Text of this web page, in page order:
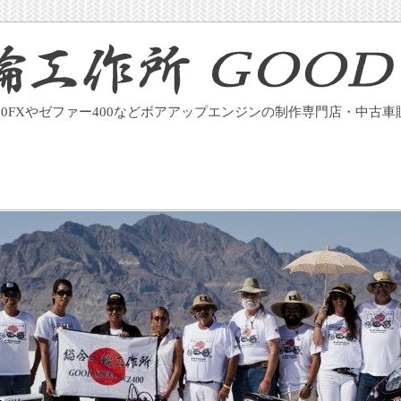
やゼファー400などボアアップエンジンの制作専門店・中古車